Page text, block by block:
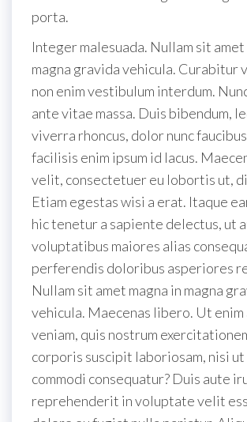
porta.
Integer malesuada. Nullam sit amet
magna gravida vehicula. Curabitur
non enim vestibulum interdum.
ante vitae massa. Duis bibendum,
viverra rhoncus, dolor nunc
facilisis enim ipsum id lacus.
velit, consectetuer eu lobortis ut,
Etiam egestas wisi a erat. Itaque
hic tenetur a sapiente delectus, ut
voluptatibus maiores alias
perferendis doloribus asperiores
Nullam sit amet magna in magna
vehicula. Maecenas libero. Ut enim
veniam, quis nostrum
corporis suscipit laboriosam, nisi ut
commodi consequatur? Duis aute
reprehenderit in voluptate velit